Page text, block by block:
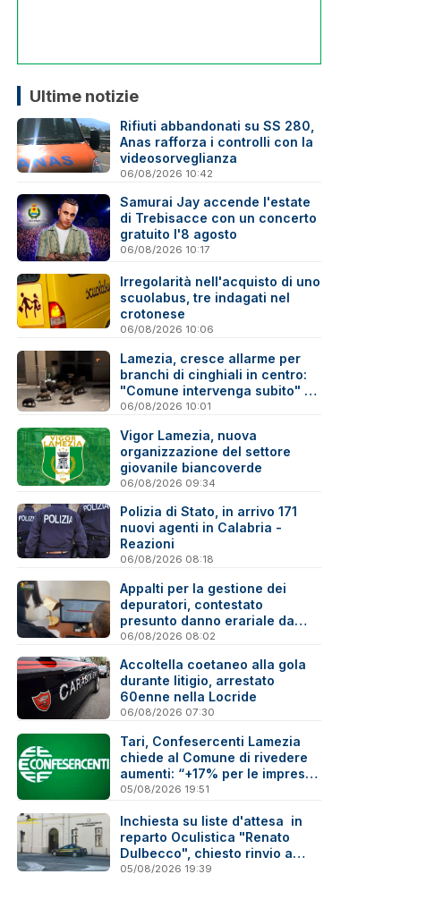
Ultime notizie
Rifiuti abbandonati su SS 280,
Anas rafforza i controlli con la
videosorveglianza
06/08/2026 10:42
Samurai Jay accende l'estate
di Trebisacce con un concerto
gratuito l'8 agosto
06/08/2026 10:17
Irregolarità nell'acquisto di uno
scuolabus, tre indagati nel
crotonese
06/08/2026 10:06
Lamezia, cresce allarme per
branchi di cinghiali in centro:
"Comune intervenga subito" -
Video
06/08/2026 10:01
Vigor Lamezia, nuova
organizzazione del settore
giovanile biancoverde
06/08/2026 09:34
Polizia di Stato, in arrivo 171
nuovi agenti in Calabria -
Reazioni
06/08/2026 08:18
Appalti per la gestione dei
depuratori, contestato
presunto danno erariale da
600mila euro
06/08/2026 08:02
Accoltella coetaneo alla gola
durante litigio, arrestato
60enne nella Locride
06/08/2026 07:30
Tari, Confesercenti Lamezia
chiede al Comune di rivedere
aumenti: “+17% per le imprese
è troppo”
05/08/2026 19:51
Inchiesta su liste d'attesa in
reparto Oculistica "Renato
Dulbecco", chiesto rinvio a
giudizio per 10 indagati
05/08/2026 19:39